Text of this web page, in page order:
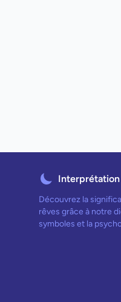
Interprétation
Découvrez la
rêves grâce à notre
symboles et la